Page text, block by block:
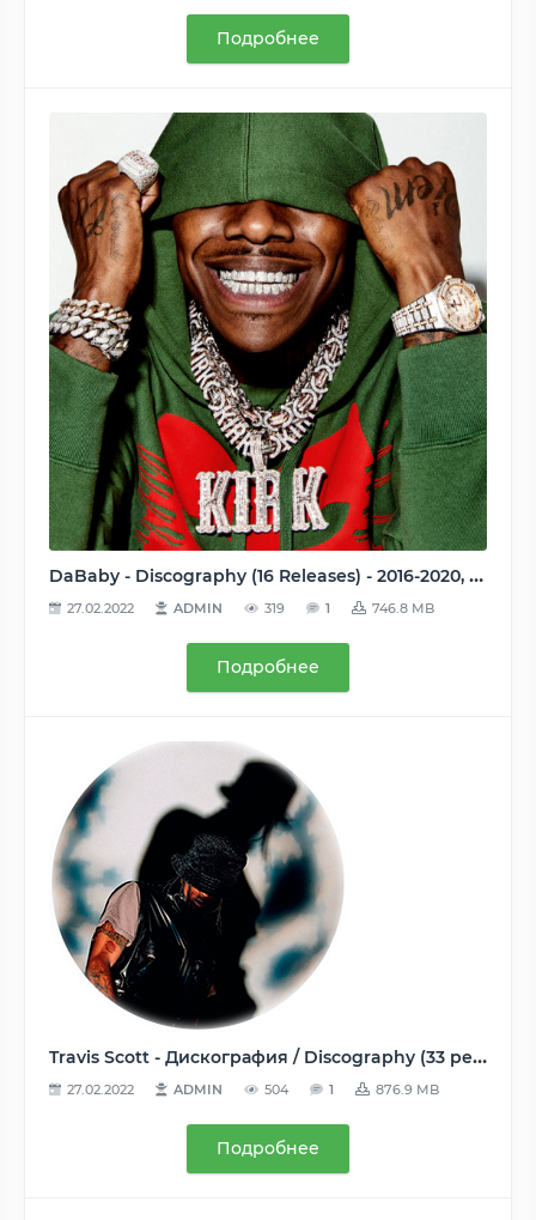
Подробнее
DaBaby - Discography (16 Releases) - 2016-2020, MP3, 320 kbps
27.02.2022 ADMIN 319 1 746.8 MB
Подробнее
Travis Scott - Дискография / Discography (33 релиза) - 2013-2021, AAC (tracks), 256 kbps (WEB)
27.02.2022 ADMIN 504 1 876.9 MB
Подробнее